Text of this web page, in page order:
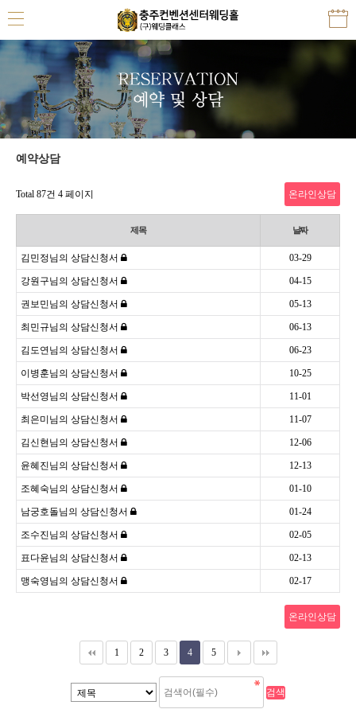
예약상담
Total 87건 4 페이지 온라인상담
제목 날짜
김민정님의 상담신청서 03-29
강원구님의 상담신청서 04-15
권보민님의 상담신청서 05-13
최민규님의 상담신청서 06-13
김도연님의 상담신청서 06-23
이병훈님의 상담신청서 10-25
박선영님의 상담신청서 11-01
최은미님의 상담신청서 11-07
김신현님의 상담신청서 12-06
윤혜진님의 상담신청서 12-13
조혜숙님의 상담신청서 01-10
남궁호돌님의 상담신청서 01-24
조수진님의 상담신청서 02-05
표다윤님의 상담신청서 02-13
맹숙영님의 상담신청서 02-17
온라인상담
1 2 3 4 5